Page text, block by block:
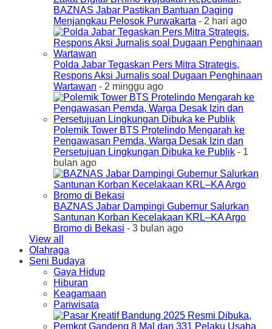
BAZNAS Jabar Pastikan Bantuan Daging
Menjangkau Pelosok Purwakarta - 2 hari ago
Polda Jabar Tegaskan Pers Mitra Strategis,
Respons Aksi Jurnalis soal Dugaan Penghinaan
Wartawan - 2 minggu ago
Polemik Tower BTS Protelindo Mengarah ke
Pengawasan Pemda, Warga Desak Izin dan
Persetujuan Lingkungan Dibuka ke Publik - 1
bulan ago
BAZNAS Jabar Dampingi Gubernur Salurkan
Santunan Korban Kecelakaan KRL–KA Argo
Bromo di Bekasi - 3 bulan ago
View all
Olahraga
Seni Budaya
Gaya Hidup
Hiburan
Keagamaan
Pariwisata